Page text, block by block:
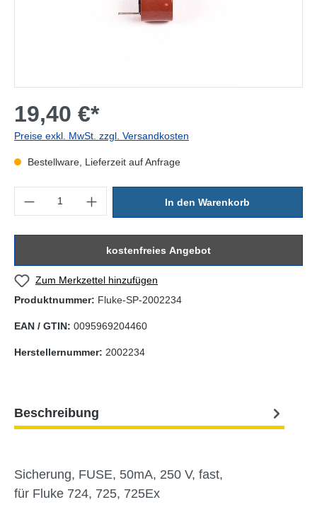
19,40 €*
Preise exkl. MwSt. zzgl. Versandkosten
Bestellware, Lieferzeit auf Anfrage
In den Warenkorb
kostenfreies Angebot
Zum Merkzettel hinzufügen
Produktnummer: Fluke-SP-2002234
EAN / GTIN: 0095969204460
Herstellernummer: 2002234
Beschreibung
Sicherung, FUSE, 50mA, 250 V, fast,
für Fluke 724, 725, 725Ex